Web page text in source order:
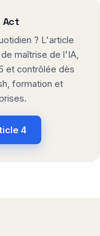
Act
? L'article
maîtrise de l'IA,
et contrôlée dès
formation et
4